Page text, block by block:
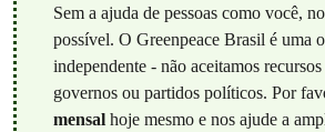
Sem a ajuda de pessoas como você,
possível. O Greenpeace Brasil é uma
independente - não aceitamos recursos
governos ou partidos políticos. Por
mensalhoje mesmo e nos ajude a